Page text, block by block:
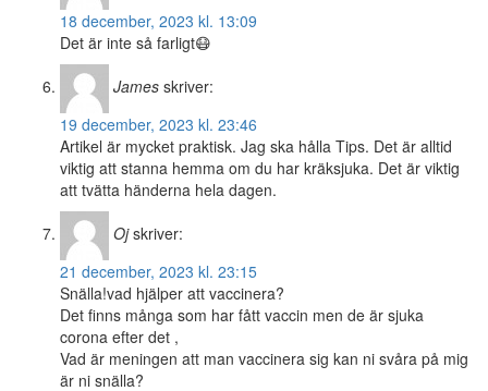
18 december, 2023 kl. 13:09
Det är inte så farligt😷
James skriver:
19 december, 2023 kl. 23:46
Artikel är mycket praktisk. Jag ska hålla Tips. Det är alltid
viktig att stanna hemma om du har kräksjuka. Det är viktig
att tvätta händerna hela dagen.
Oj skriver:
21 december, 2023 kl. 23:15
Snälla!vad hjälper att vaccinera?
Det finns många som har fått vaccin men de är sjuka
corona efter det ,
Vad är meningen att man vaccinera sig kan ni svåra på mig
är ni snälla?